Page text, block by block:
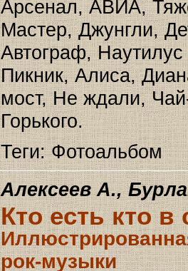
Арсенал, АВИА,
Мастер, Джунгли,
Автограф,
Пикник, Алиса,
мост, Не ждали,
Горького.
Теги: Фотоальбом
Алексеев А.,
Кто есть кто в
рок-музыки